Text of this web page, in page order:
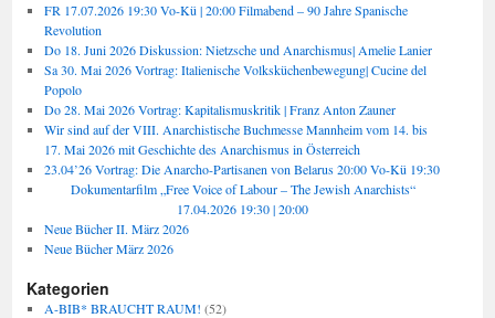
FR 17.07.2026 19:30 Vo-Kü | 20:00 Filmabend – 90 Jahre Spanische
Revolution
Do 18. Juni 2026 Diskussion: Nietzsche und Anarchismus| Amelie Lanier
Sa 30. Mai 2026 Vortrag: Italienische Volksküchenbewegung| Cucine del
Popolo
Do 28. Mai 2026 Vortrag: Kapitalismuskritik | Franz Anton Zauner
Wir sind auf der VIII. Anarchistische Buchmesse Mannheim vom 14. bis
17. Mai 2026 mit Geschichte des Anarchismus in Österreich
23.04’26 Vortrag: Die Anarcho-Partisanen von Belarus 20:00 Vo-Kü 19:30
Dokumentarfilm „Free Voice of Labour – The Jewish Anarchists“
17.04.2026 19:30 | 20:00
Neue Bücher II. März 2026
Neue Bücher März 2026
Kategorien
A-BIB* BRAUCHT RAUM! (52)